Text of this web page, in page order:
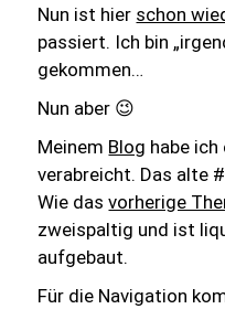
Nun ist hier schon
passiert. Ich bin
gekommen…
Nun aber 😉
Meinem Blog habe ich
verabreicht. Das alte
Wie dasvorherige
zweispaltig und ist
aufgebaut.
Für die Navigation